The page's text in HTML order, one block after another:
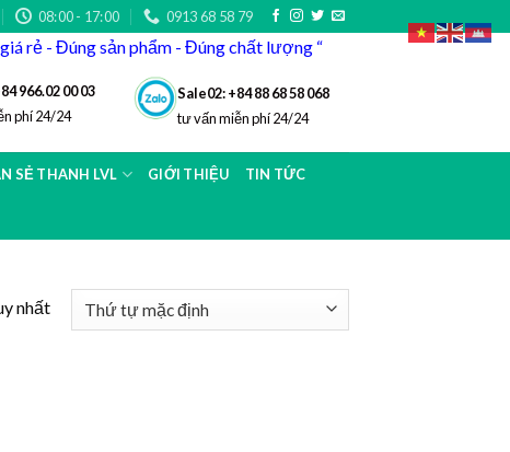
08:00 - 17:00 0913 68 58 79
rẻ - Đúng sản phẩm - Đúng chất lượng “
966.02 00 03
phí 24/24
Sale02: +84 88 68 58 068
tư vấn miễn phí 24/24
SẺ THANH LVL GIỚI THIỆU TIN TỨC
nhất